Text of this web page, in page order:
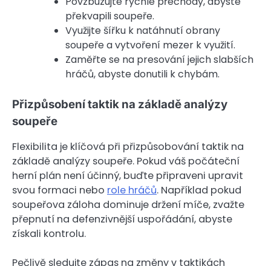
překvapili soupeře.
Využijte šířku k natáhnutí obrany
soupeře a vytvoření mezer k využití.
Zaměřte se na presování jejich slabších
hráčů, abyste donutili k chybám.
Přizpůsobení taktik na základě analýzy
soupeře
Flexibilita je klíčová při přizpůsobování taktik na
základě analýzy soupeře. Pokud váš počáteční
herní plán není účinný, buďte připraveni upravit
svou formaci nebo role hráčů. Například pokud
soupeřova záloha dominuje držení míče, zvažte
přepnutí na defenzivnější uspořádání, abyste
získali kontrolu.
Pečlivě sledujte zápas na změny v taktikách